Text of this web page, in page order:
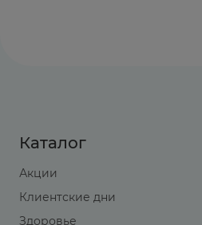
Каталог
Акции
Клиентские дни
Здоровье